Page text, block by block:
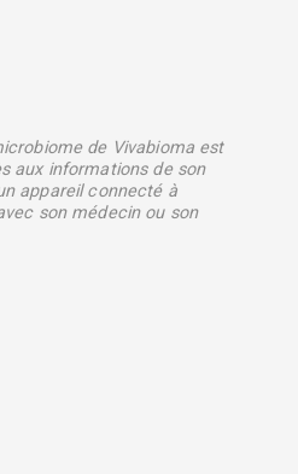
de Vivabioma est
aux informations de son
appareil connecté à
son médecin ou son